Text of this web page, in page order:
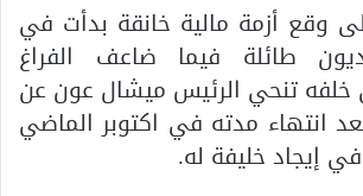
وقع أزمة مالية خانقة بدأت في
ديون طائلة فيما ضاعف الفراغ
خلفه تنحي الرئيس ميشال عون عن
انتهاء مدته في اكتوبر الماضي
إيجاد خليفة له.